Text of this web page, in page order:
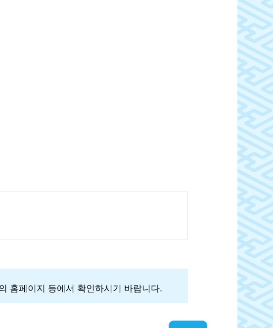
홈페이지 등에서 확인하시기 바랍니다.